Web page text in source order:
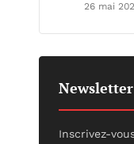
26 mai
Newsletter
Inscrivez-